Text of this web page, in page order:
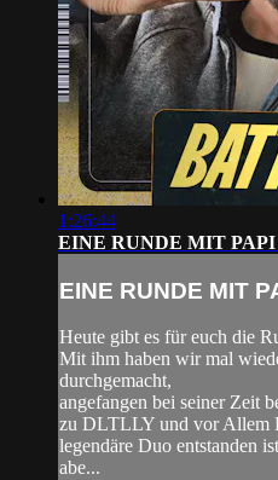
1:26:44
EINE RUNDE MIT
EINE RUNDE MIT
Heute gibt es für euch die
Mit ihm haben wir mal
durchgemacht,
angefangen bei seiner Zeit
zu DLTLLY und vor Allem
legendäre Duo entstanden
abe...